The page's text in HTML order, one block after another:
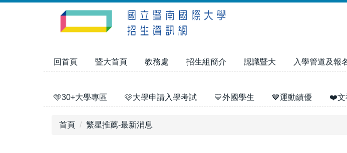
回首頁 暨大首頁 教務處 招生組簡介 認識暨大 入學管道及報
🩵30+大學專區 🩷大學申請入學考試 💛外國學生 💙運動績優 ❤️文
首頁 繁星推薦-最新消息